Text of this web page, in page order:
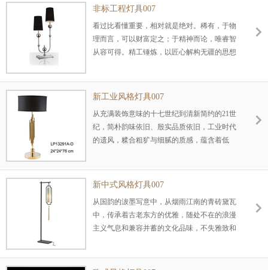
非标工程灯具007
看过比看懂重要，相对就是绝对。稀有，于物
理而言，可以财富定之；于精神而论，唯睿智
从容可得。精工锤炼，以匠心解构无疆的思想
新工业风格灯具007
从充满装饰意味的十七世纪到清新简约的21世
纪，简朴韵味依旧、殷实品质依旧，工业时代
的遗风，糅合粗犷与细腻的质感，蕴含着低
新中式风格灯具007
从国韵的沷墨写意中，从烟雨江南的青砖黛瓦
中，传承着古老东方的优雅，随处不在的浪漫
主义气息和兼容并蓄的文化品味，不失雅致和